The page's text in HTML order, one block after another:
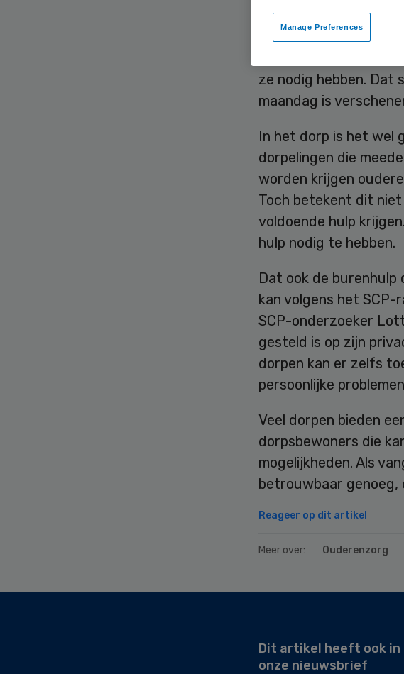
Ook in dorpen, waar
ze nodig hebben. Dat
maandag is
In het dorp is het wel
dorpelingen die
worden krijgen
Toch betekent dit
voldoende hulp
hulp nodig te hebben.
Dat ook de
kan volgens het
SCP-onderzoeker
gesteld is op zijn
dorpen kan er zelfs
persoonlijke
Veel dorpen bieden
dorpsbewoners die
mogelijkheden. Als
betrouwbaar genoeg,
Reageer op dit artikel
Meer over: Ouderenzorg
Dit artikel heeft ook in
onze nieuwsbrief
Manage Preferences